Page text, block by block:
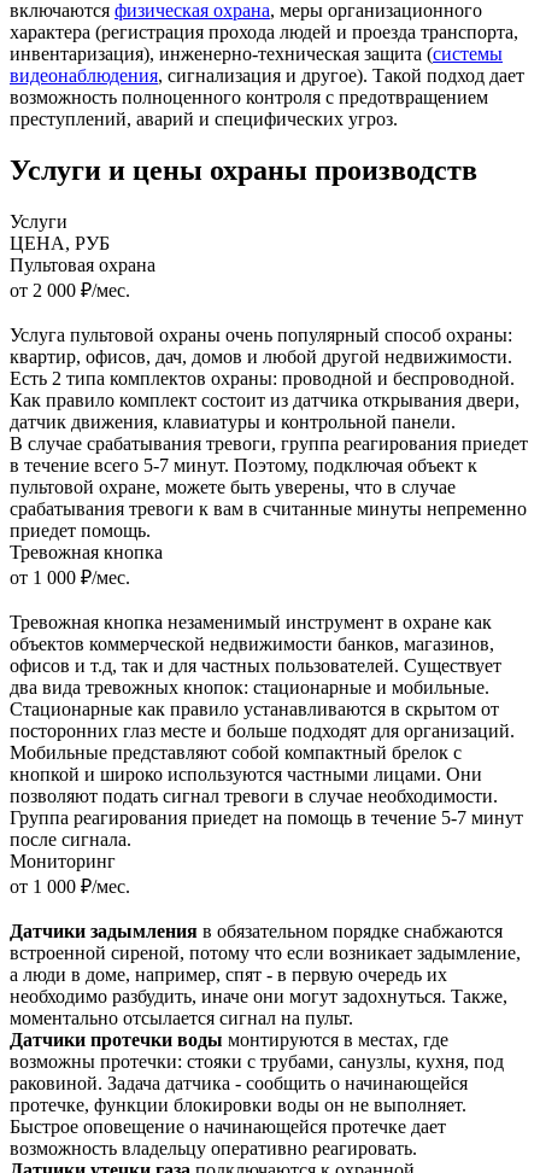
включаются физическая охрана, меры организационного
характера (регистрация прохода людей и проезда транспорта,
инвентаризация), инженерно-техническая защита (системы
видеонаблюдения, сигнализация и другое). Такой подход дает
возможность полноценного контроля с предотвращением
преступлений, аварий и специфических угроз.
Услуги и цены охраны производств
Услуги
ЦЕНА, РУБ
Пультовая охрана
от 2 000 ₽/мес.
Услуга пультовой охраны очень популярный способ охраны:
квартир, офисов, дач, домов и любой другой недвижимости.
Есть 2 типа комплектов охраны: проводной и беспроводной.
Как правило комплект состоит из датчика открывания двери,
датчик движения, клавиатуры и контрольной панели.
В случае срабатывания тревоги, группа реагирования приедет
в течение всего 5-7 минут. Поэтому, подключая объект к
пультовой охране, можете быть уверены, что в случае
срабатывания тревоги к вам в считанные минуты непременно
приедет помощь.
Тревожная кнопка
от 1 000 ₽/мес.
Тревожная кнопка незаменимый инструмент в охране как
объектов коммерческой недвижимости банков, магазинов,
офисов и т.д, так и для частных пользователей. Существует
два вида тревожных кнопок: стационарные и мобильные.
Стационарные как правило устанавливаются в скрытом от
посторонних глаз месте и больше подходят для организаций.
Мобильные представляют собой компактный брелок с
кнопкой и широко используются частными лицами. Они
позволяют подать сигнал тревоги в случае необходимости.
Группа реагирования приедет на помощь в течение 5-7 минут
после сигнала.
Мониторинг
от 1 000 ₽/мес.
Датчики задымления в обязательном порядке снабжаются
встроенной сиреной, потому что если возникает задымление,
а люди в доме, например, спят - в первую очередь их
необходимо разбудить, иначе они могут задохнуться. Также,
моментально отсылается сигнал на пульт.
Датчики протечки воды монтируются в местах, где
возможны протечки: стояки с трубами, санузлы, кухня, под
раковиной. Задача датчика - сообщить о начинающейся
протечке, функции блокировки воды он не выполняет.
Быстрое оповещение о начинающейся протечке дает
возможность владельцу оперативно реагировать.